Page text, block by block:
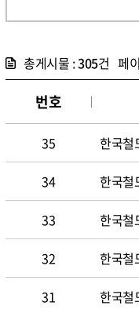
총게시물 :305건 페
번호
35 한국철
34 한국철
33 한국철
32 한국철
31 한국철